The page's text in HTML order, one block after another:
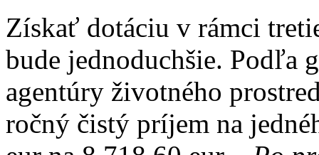
Získať dotáciu v rámci
bude jednoduchšie. Podľa
agentúry životného
ročný čistý príjem na